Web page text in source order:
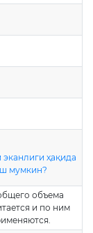
ҳақида
мумкин?
объема
и по ним